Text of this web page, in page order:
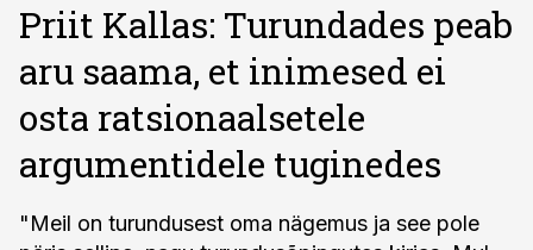
Priit Kallas: Turundades peab
aru saama, et inimesed ei
osta ratsionaalsetele
argumentidele tuginedes
"Meil on turundusest oma nägemus ja see pole